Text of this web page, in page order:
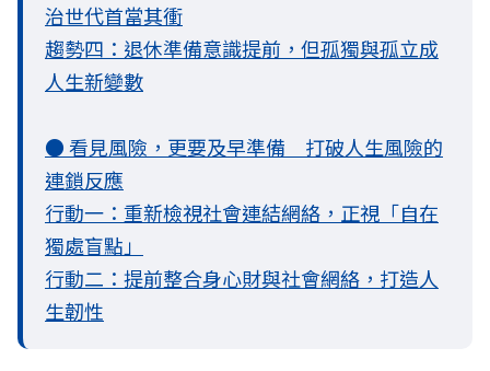
治世代首當其衝
趨勢四：退休準備意識提前，但孤獨與孤立成
人生新變數
● 看見風險，更要及早準備 打破人生風險的
連鎖反應
行動一：重新檢視社會連結網絡，正視「自在
獨處盲點」
行動二：提前整合身心財與社會網絡，打造人
生韌性